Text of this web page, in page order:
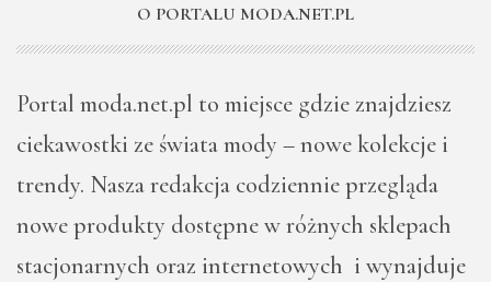
O PORTALU MODA.NET.PL
Portal moda.net.pl to miejsce gdzie znajdziesz
ciekawostki ze świata mody – nowe kolekcje i
trendy. Nasza redakcja codziennie przegląda
nowe produkty dostępne w różnych sklepach
stacjonarnych oraz internetowych i wynajduje